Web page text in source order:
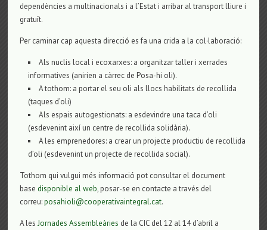
dependències a multinacionals i a l’Estat i arribar al transport lliure i
gratuït.
Per caminar cap aquesta direcció es fa una crida a la col·laboració:
Als nuclis local i ecoxarxes: a organitzar taller i xerrades
informatives (anirien a càrrec de Posa-hi oli).
A tothom: a portar el seu oli als llocs habilitats de recollida
(taques d’oli)
Als espais autogestionats: a esdevindre una taca d’oli
(esdevenint així un centre de recollida solidària).
A les emprenedores: a crear un projecte productiu de recollida
d’oli (esdevenint un projecte de recollida social).
Tothom qui vulgui més informació pot consultar el document
basedisponible al web, posar-se en contacte a través del
correu:posahioli@cooperativaintegral.cat.
A lesJornades Assembleàries de la CIC del 12 al 14 d’abril a